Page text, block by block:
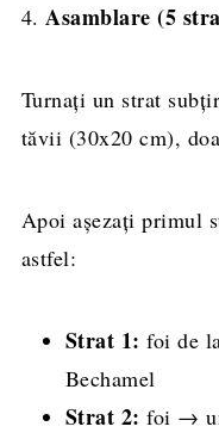
4.Asamblare (5
Turnați un strat
tăvii (30x20 cm),
Apoi așezați primul
astfel:
Strat 1: foi de
Bechamel
Strat 2: foi →